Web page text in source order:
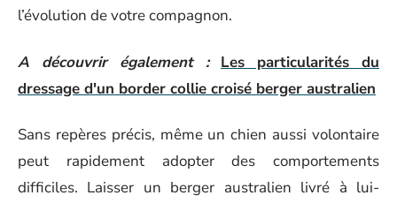
l’évolution de votre compagnon.
A découvrir également :
Les particularités du
dressage d'un border collie croisé berger australien
Sans repères précis, même un chien aussi volontaire
peut rapidement adopter des comportements
difficiles. Laisser un berger australien livré à lui-